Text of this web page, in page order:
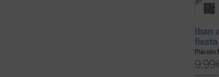
Iban
Plácido
9,99